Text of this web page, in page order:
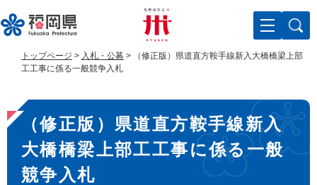
ー
ジ
す
。
ニ
ュ
し
て
トップページ > 入札・公募 >
（修正版）県道直方鞍手線新入大橋橋梁上部
工工事に係る一般競争入札
本
文
（修正版）県道直方鞍手線新入
大橋橋梁上部工工事に係る一般
競争入札